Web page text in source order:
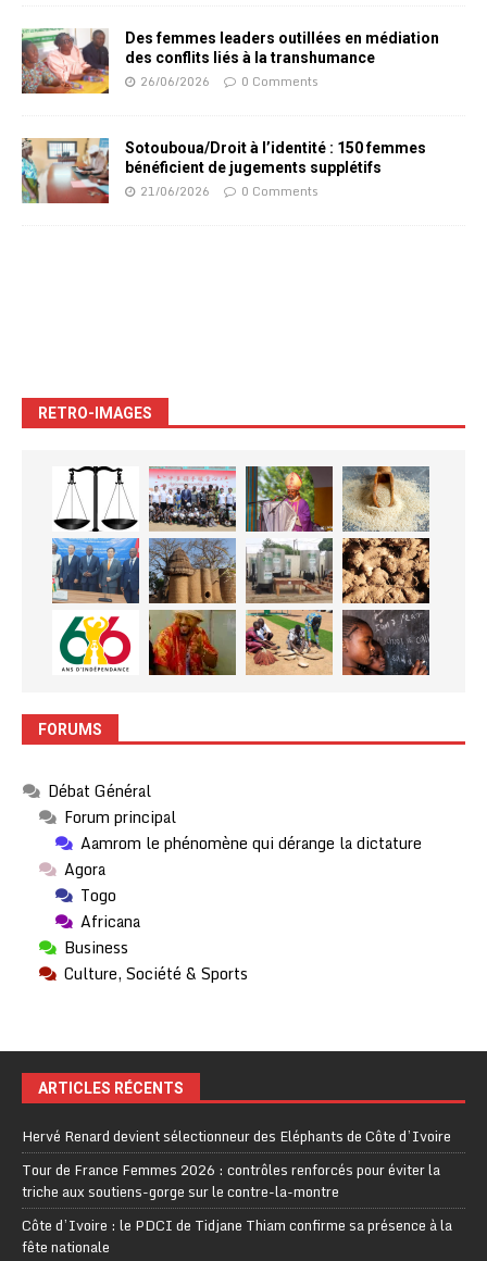
Des femmes leaders outillées en médiation
des conflits liés à la transhumance
26/06/2026 0 Comments
Sotouboua/Droit à l’identité : 150 femmes
bénéficient de jugements supplétifs
21/06/2026 0 Comments
RETRO-IMAGES
FORUMS
Débat Général
Forum principal
Aamrom le phénomène qui dérange la dictature
Agora
Togo
Africana
Business
Culture, Société & Sports
ARTICLES RÉCENTS
Hervé Renard devient sélectionneur des Eléphants de Côte d’Ivoire
Tour de France Femmes 2026 : contrôles renforcés pour éviter la
triche aux soutiens-gorge sur le contre-la-montre
Côte d’Ivoire : le PDCI de Tidjane Thiam confirme sa présence à la
fête nationale